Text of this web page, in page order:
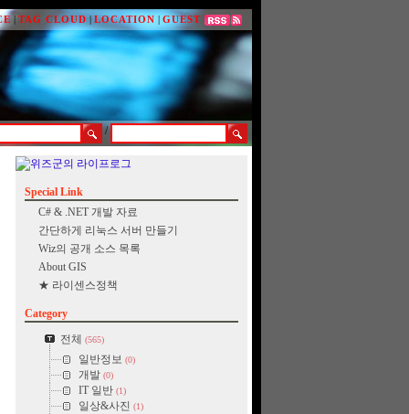
| TAG CLOUD | LOCATION | GUEST
/
Special Link
C# & .NET 개발 자료
간단하게 리눅스 서버 만들기
Wiz의 공개 소스 목록
About GIS
★ 라이센스정책
Category
전체
(565)
일반정보 (0)
개발 (0)
IT 일반 (1)
일상&사진 (1)